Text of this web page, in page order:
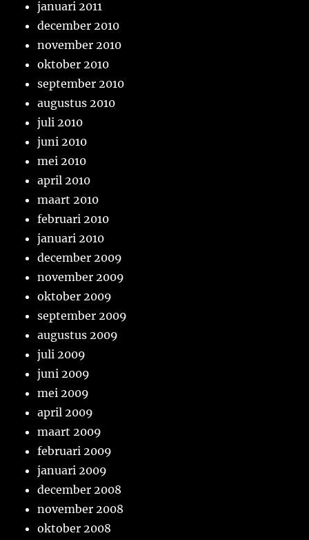
januari 2011
december 2010
november 2010
oktober 2010
september 2010
augustus 2010
juli 2010
juni 2010
mei 2010
april 2010
maart 2010
februari 2010
januari 2010
december 2009
november 2009
oktober 2009
september 2009
augustus 2009
juli 2009
juni 2009
mei 2009
april 2009
maart 2009
februari 2009
januari 2009
december 2008
november 2008
oktober 2008